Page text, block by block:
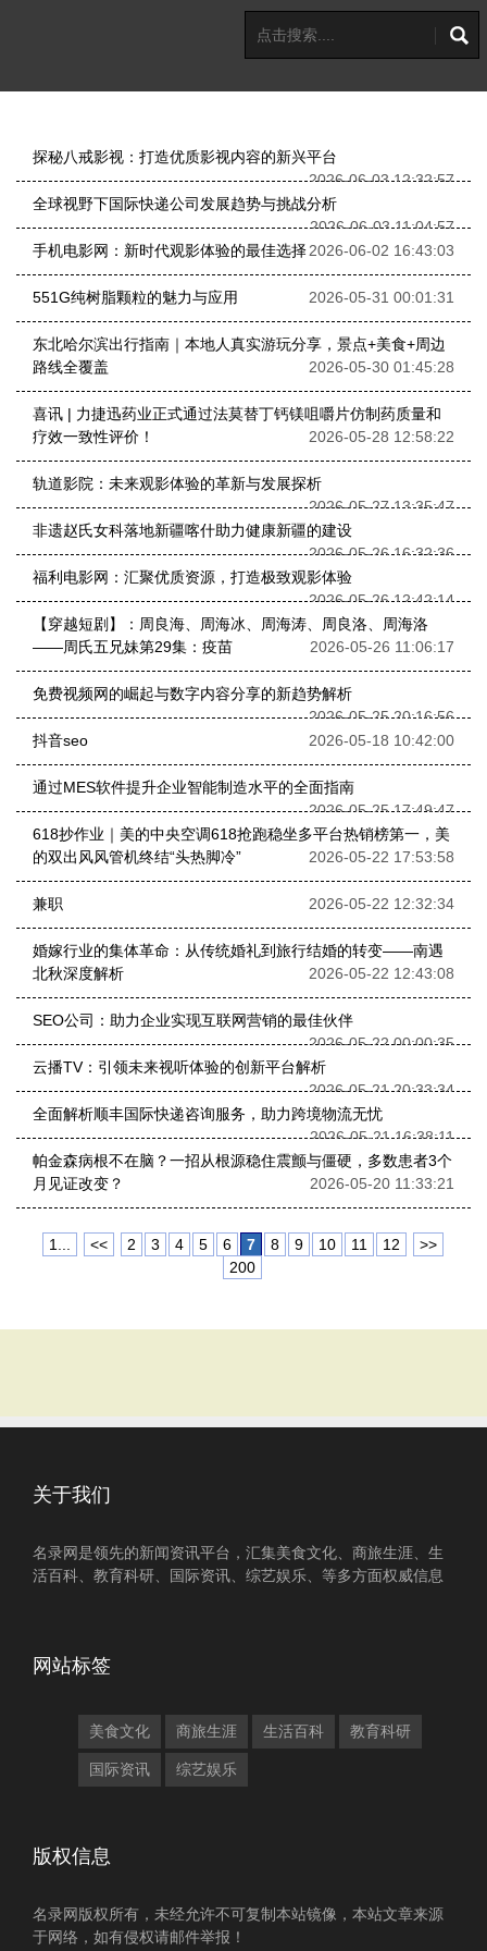
探秘八戒影视：打造优质影视内容的新兴平台
2026-06-03 12:32:57
全球视野下国际快递公司发展趋势与挑战分析
2026-06-03 11:04:57
手机电影网：新时代观影体验的最佳选择2026-06-02 16:43:03
551G纯树脂颗粒的魅力与应用 2026-05-31 00:01:31
东北哈尔滨出行指南｜本地人真实游玩分享，景点+美食+周边
路线全覆盖
2026-05-30 01:45:28
喜讯 | 力捷迅药业正式通过法莫替丁钙镁咀嚼片仿制药质量和
疗效一致性评价！
2026-05-28 12:58:22
轨道影院：未来观影体验的革新与发展探析
2026-05-27 13:35:47
非遗赵氏女科落地新疆喀什助力健康新疆的建设
2026-05-26 16:32:36
福利电影网：汇聚优质资源，打造极致观影体验
2026-05-26 12:42:14
【穿越短剧】：周良海、周海冰、周海涛、周良洛、周海洛
——周氏五兄妹第29集：疫苗
2026-05-26 11:06:17
免费视频网的崛起与数字内容分享的新趋势解析
2026-05-25 20:16:56
抖音seo
2026-05-18 10:42:00
通过MES软件提升企业智能制造水平的全面指南
2026-05-25 17:49:47
618抄作业｜美的中央空调618抢跑稳坐多平台热销榜第一，美
的双出风风管机终结“头热脚冷”
2026-05-22 17:53:58
兼职 2026-05-22 12:32:34
婚嫁行业的集体革命：从传统婚礼到旅行结婚的转变——南遇
北秋深度解析
2026-05-22 12:43:08
SEO公司：助力企业实现互联网营销的最佳伙伴
2026-05-22 00:00:35
云播TV：引领未来视听体验的创新平台解析
2026-05-21 20:33:34
全面解析顺丰国际快递咨询服务，助力跨境物流无忧
2026-05-21 16:38:11
帕金森病根不在脑？一招从根源稳住震颤与僵硬，多数患者3个
月见证改变？
2026-05-20 11:33:21
1... << 2 3 4 5 6 7 8 9 10 11 12
>>
200
关于我们
名录网是领先的新闻资讯平台，汇集美食文化、商旅生涯、生
活百科、教育科研、国际资讯、综艺娱乐、等多方面权威信息
网站标签
美食文化 商旅生涯 生活百科 教育科研
国际资讯 综艺娱乐
版权信息
名录网版权所有，未经允许不可复制本站镜像，本站文章来源
于网络，如有侵权请邮件举报！